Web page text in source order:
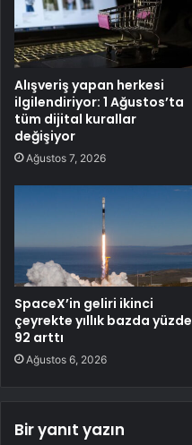
Alışveriş yapan herkesi
ilgilendiriyor: 1 Ağustos’ta
tüm dijital kurallar
değişiyor
Ağustos 7, 2026
SpaceX’in geliri ikinci
çeyrekte yıllık bazda yüzde
92 arttı
Ağustos 6, 2026
Bir yanıt yazın